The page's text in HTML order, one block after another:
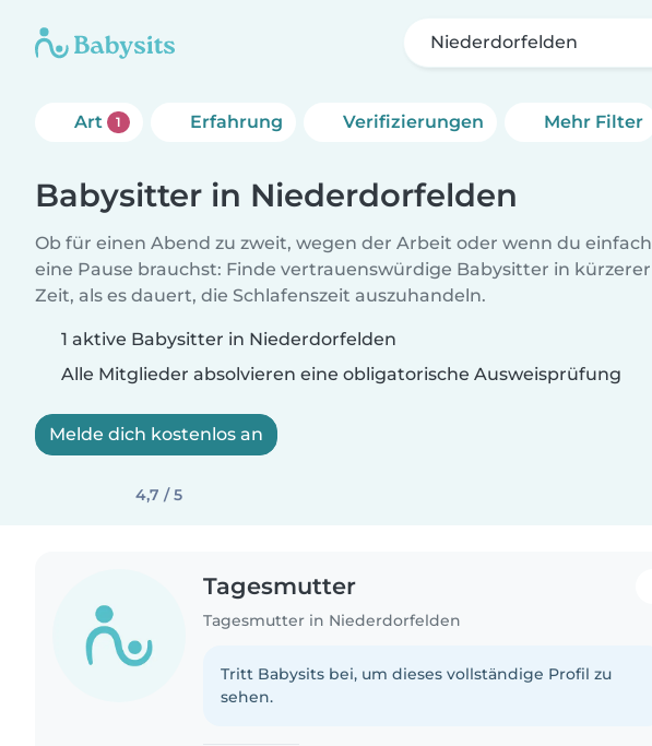
Niederdorfelden
Art 1 Erfahrung Verifizierungen Mehr Filter
Babysitter in Niederdorfelden
Ob für einen Abend zu zweit, wegen der Arbeit oder wenn du einfach
eine Pause brauchst: Finde vertrauenswürdige Babysitter in kürzerer
Zeit, als es dauert, die Schlafenszeit auszuhandeln.
1 aktive Babysitter in Niederdorfelden
Alle Mitglieder absolvieren eine obligatorische Ausweisprüfung
Melde dich kostenlos an
4,7 / 5
Tagesmutter
Tagesmutter in Niederdorfelden
Tritt Babysits bei, um dieses vollständige Profil zu
sehen.